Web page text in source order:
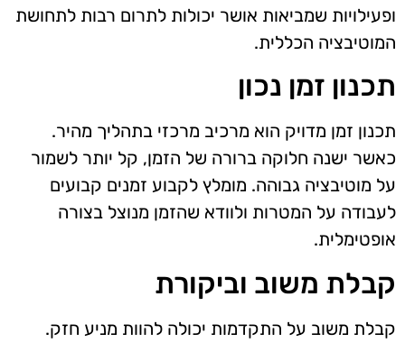
ופעילויות שמביאות אושר יכולות לתרום רבות לתחושת
המוטיבציה הכללית.
תכנון זמן נכון
תכנון זמן מדויק הוא מרכיב מרכזי בתהליך מהיר.
כאשר ישנה חלוקה ברורה של הזמן, קל יותר לשמור
על מוטיבציה גבוהה. מומלץ לקבוע זמנים קבועים
לעבודה על המטרות ולוודא שהזמן מנוצל בצורה
אופטימלית.
קבלת משוב וביקורת
קבלת משוב על התקדמות יכולה להוות מניע חזק.